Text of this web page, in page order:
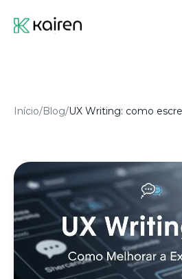
Início/Blog/